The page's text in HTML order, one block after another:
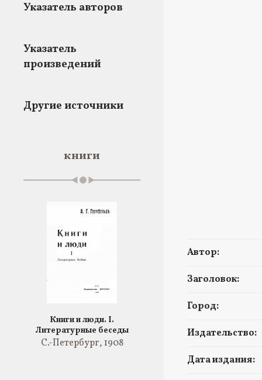
Указатель авторов
Указатель
произведений
Другие источники
книги
Книги и люди. I.
Литературные беседы
С.-Петербург, 1908
Автор:
Заголовок:
Город:
Издательство:
Дата издания: